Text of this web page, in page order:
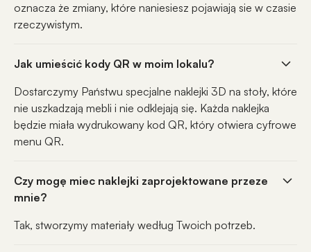
oznacza że zmiany, które naniesiesz pojawiają sie w czasie
rzeczywistym.
Jak umieścić kody QR w moim lokalu?
Dostarczymy Państwu specjalne naklejki 3D na stoły, które
nie uszkadzają mebli i nie odklejają się. Każda naklejka
będzie miała wydrukowany kod QR, który otwiera cyfrowe
menu QR.
Czy mogę miec naklejki zaprojektowane przeze
mnie?
Tak, stworzymy materiały według Twoich potrzeb.